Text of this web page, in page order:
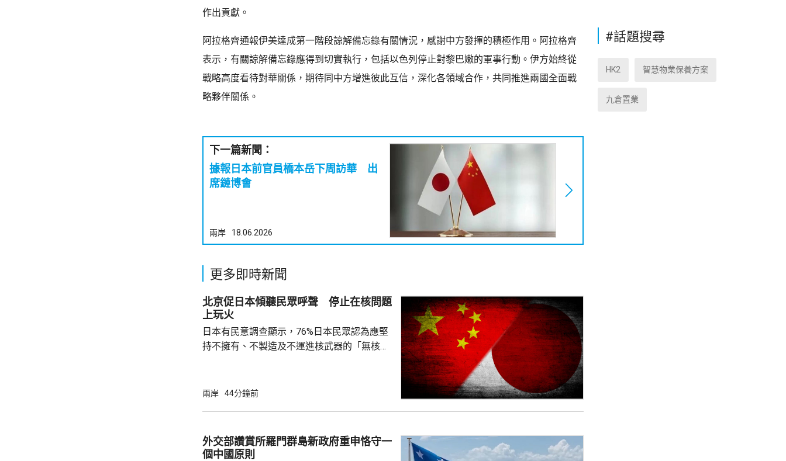
作出貢獻。
阿拉格齊通報伊美達成第一階段諒解備忘錄有關情況，感謝中方發揮的積極作用。阿拉格齊
表示，有關諒解備忘錄應得到切實執行，包括以色列停止對黎巴嫩的軍事行動。伊方始終從
戰略高度看待對華關係，期待同中方增進彼此互信，深化各領域合作，共同推進兩國全面戰
略夥伴關係。
下一篇新聞：
據報日本前官員橋本岳下周訪華 出
席鏈博會
兩岸 18.06.2026
更多即時新聞
北京促日本傾聽民眾呼聲 停止在核問題
上玩火
日本有民意調查顯示，76%日本民眾認為應堅
持不擁有、不製造及不運進核武器的「無核三
言人林劍回應指，民調結果充分反映日本主流
圖突破「無核三原則」，暴露出日本右翼勢力
日益膨脹的政治、軍事野心，是拿一億多日本
兩岸 44分鐘前
外交部讚賞所羅門群島新政府重申恪守一
個中國原則
#話題搜尋
HK2 智慧物業保養方案
九倉置業